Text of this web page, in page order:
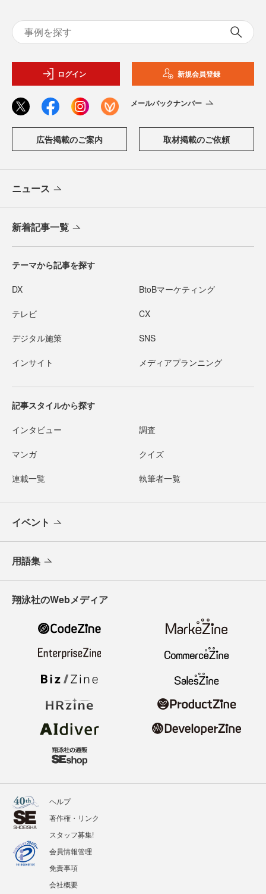
ログイン 新規会員登録
メールバックナンバー
広告掲載のご案内 取材掲載のご依頼
ニュース
新着記事一覧
テーマから記事を探す
DX BtoBマーケティング
テレビ CX
デジタル施策 SNS
インサイト メディアプランニング
記事スタイルから探す
インタビュー 調査
マンガ クイズ
連載一覧 執筆者一覧
イベント
用語集
翔泳社のWebメディア
ヘルプ
著作権・リンク
スタッフ募集!
会員情報管理
免責事項
会社概要